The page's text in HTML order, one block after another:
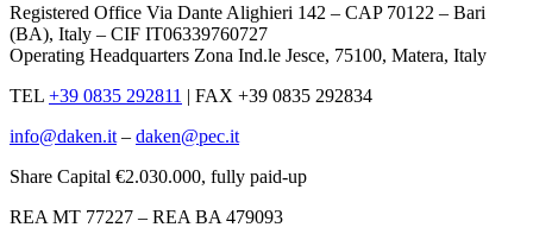
Registered Office Via Dante Alighieri 142 – CAP 70122 – Bari
(BA), Italy – CIF IT06339760727
Operating Headquarters Zona Ind.le Jesce, 75100, Matera, Italy
TEL +39 0835 292811 | FAX +39 0835 292834
info@daken.it – daken@pec.it
Share Capital €2.030.000, fully paid-up
REA MT 77227 – REA BA 479093